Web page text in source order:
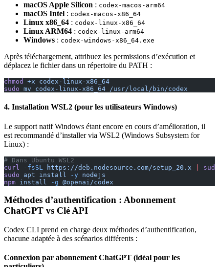
macOS Apple Silicon : codex-macos-arm64
macOS Intel : codex-macos-x86_64
Linux x86_64 : codex-linux-x86_64
Linux ARM64 : codex-linux-arm64
Windows : codex-windows-x86_64.exe
Après téléchargement, attribuez les permissions d’exécution et
déplacez le fichier dans un répertoire du PATH :
chmod +x codex-linux-x86_64
sudo mv codex-linux-x86_64 /usr/local/bin/codex
4. Installation WSL2 (pour les utilisateurs Windows)
Le support natif Windows étant encore en cours d’amélioration, il
est recommandé d’installer via WSL2 (Windows Subsystem for
Linux) :
# Dans Ubuntu WSL2
curl
-fsSL https://deb.nodesource.com/setup_20.x
sudo
sudo apt install -y nodejs
npm install -g @openai/codex
Méthodes d’authentification : Abonnement
ChatGPT vs Clé API
Codex CLI prend en charge deux méthodes d’authentification,
chacune adaptée à des scénarios différents :
Connexion par abonnement ChatGPT (idéal pour les